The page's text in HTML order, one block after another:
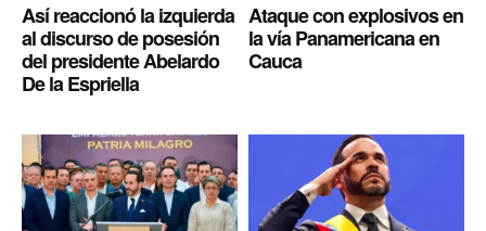
Así reaccionó la izquierda
al discurso de posesión
del presidente Abelardo
De la Espriella
Ataque con explosivos en
la vía Panamericana en
Cauca